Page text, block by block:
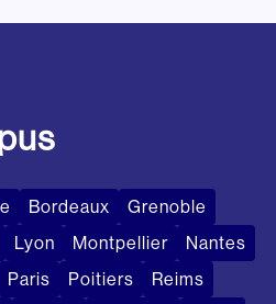
Bordeaux
Grenoble
Lyon Montpellier
Nantes
Paris Poitiers Reims